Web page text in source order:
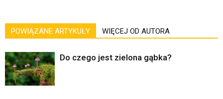
POWIĄZANE ARTYKUŁY WIĘCEJ OD AUTORA
Do czego jest zielona gąbka?